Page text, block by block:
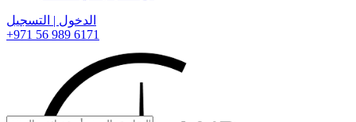
الدخول | التسجيل
+971 56 989 6171